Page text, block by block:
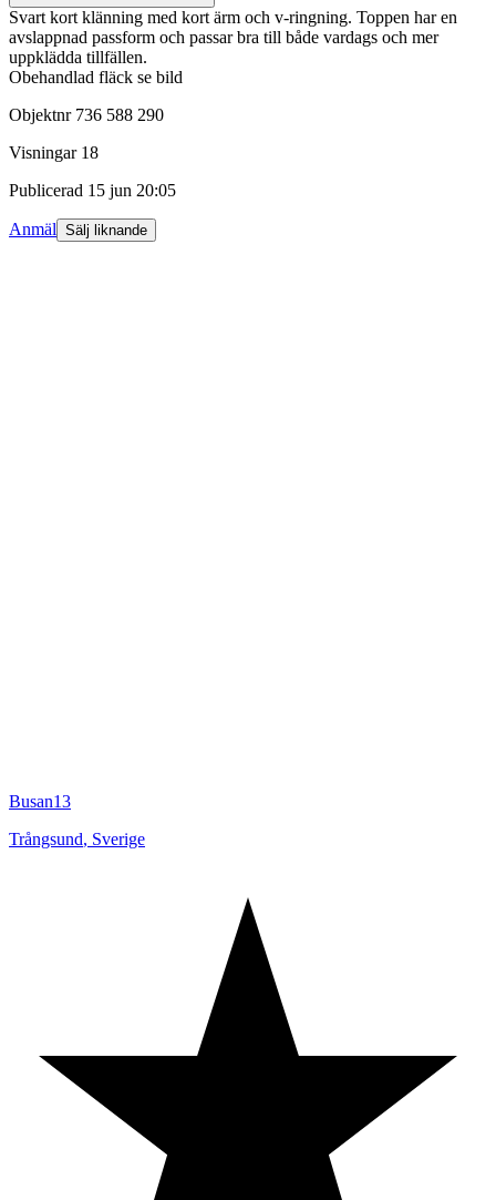
Svart kort klänning med kort ärm och v-ringning. Toppen har en
avslappnad passform och passar bra till både vardags och mer
uppklädda tillfällen.
Obehandlad fläck se bild
Objektnr 736 588 290
Visningar 18
Publicerad 15 jun 20:05
Anmäl Sälj liknande
Busan13
Trångsund, Sverige